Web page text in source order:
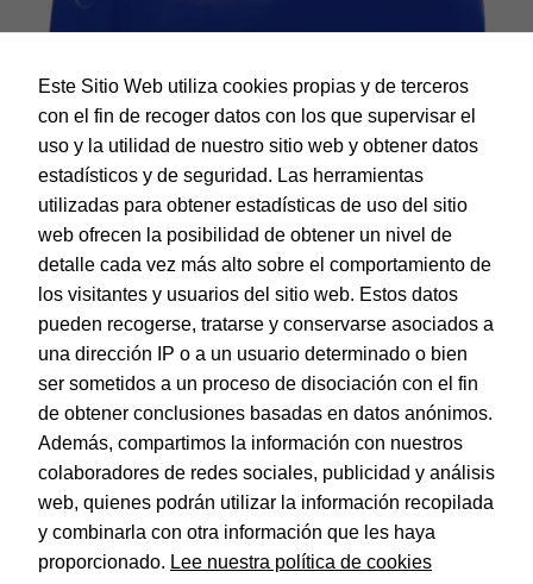
Dohe – Porta rollos – 66 m
EAN: 8421938793031
© Dohe - Camino de Madrid, 14
28970 • Humanes de Madrid (Madrid)
ESPAÑA
Este Sitio Web utiliza cookies propias y de terceros
con el fin de recoger datos con los que supervisar el
uso y la utilidad de nuestro sitio web y obtener datos
estadísticos y de seguridad. Las herramientas
utilizadas para obtener estadísticas de uso del sitio
web ofrecen la posibilidad de obtener un nivel de
detalle cada vez más alto sobre el comportamiento de
los visitantes y usuarios del sitio web. Estos datos
pueden recogerse, tratarse y conservarse asociados a
una dirección IP o a un usuario determinado o bien
ser sometidos a un proceso de disociación con el fin
de obtener conclusiones basadas en datos anónimos.
Además, compartimos la información con nuestros
colaboradores de redes sociales, publicidad y análisis
web, quienes podrán utilizar la información recopilada
y combinarla con otra información que les haya
proporcionado. Lee nuestra política de cookies